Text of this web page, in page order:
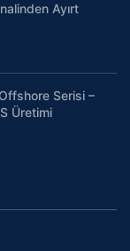
Ayırt
Serisi –
Üretimi